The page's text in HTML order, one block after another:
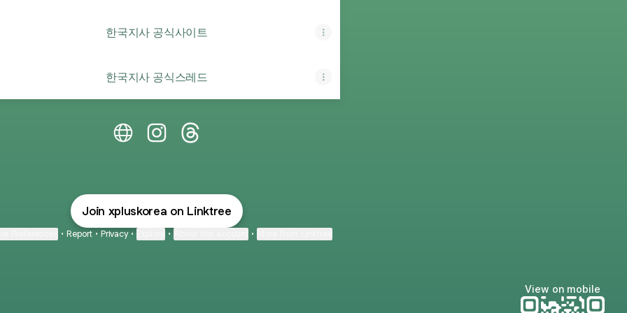
한국지사 공식사이트
한국지사 공식스레드
엑스플러스 한국지사 Website
엑스플러스 한국지사 Instagram
엑스플러스 한국지사 Threads
Join xpluskorea on Linktree
• Report • Privacy • • •
View on mobile